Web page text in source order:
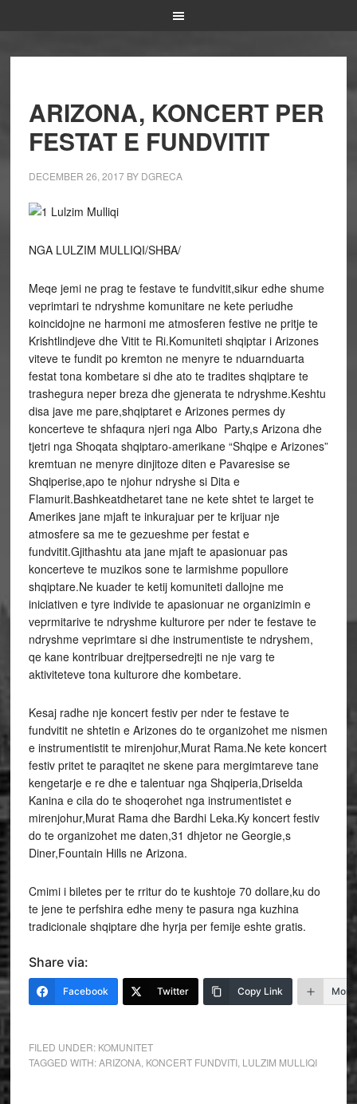
ARIZONA, KONCERT PER
FESTAT E FUNDVITIT
DECEMBER 26, 2017BY DGRECA
NGA LULZIM MULLIQI/SHBA/
Meqe jemi ne prag te festave te fundvitit,sikur edhe shume
veprimtari te ndryshme komunitare ne kete periudhe
koincidojne ne harmoni me atmosferen festive ne pritje te
Krishtlindjeve dhe Vitit te Ri.Komuniteti shqiptar i Arizones
viteve te fundit po kremton ne menyre te nduarnduarta
festat tona kombetare si dhe ato te tradites shqiptare te
trashegura neper breza dhe gjenerata te ndryshme.Keshtu
disa jave me pare,shqiptaret e Arizones permes dy
koncerteve te shfaqura njeri nga Albo Party,s Arizona dhe
tjetri nga Shoqata shqiptaro-amerikane “Shqipe e Arizones”
kremtuan ne menyre dinjitoze diten e Pavaresise se
Shqiperise,apo te njohur ndryshe si Dita e
Flamurit.Bashkeatdhetaret tane ne kete shtet te larget te
Amerikes jane mjaft te inkurajuar per te krijuar nje
atmosfere sa me te gezueshme per festat e
fundvitit.Gjithashtu ata jane mjaft te apasionuar pas
koncerteve te muzikos sone te larmishme popullore
shqiptare.Ne kuader te ketij komuniteti dallojne me
iniciativen e tyre individe te apasionuar ne organizimin e
veprmitarive te ndryshme kulturore per nder te festave te
ndryshme veprimtare si dhe instrumentiste te ndryshem,
qe kane kontribuar drejtpersedrejti ne nje varg te
aktiviteteve tona kulturore dhe kombetare.
Kesaj radhe nje koncert festiv per nder te festave te
fundvitit ne shtetin e Arizones do te organizohet me nismen
e instrumentistit te mirenjohur,Murat Rama.Ne kete koncert
festiv pritet te paraqitet ne skene para mergimtareve tane
kengetarje e re dhe e talentuar nga Shqiperia,Driselda
Kanina e cila do te shoqerohet nga instrumentistet e
mirenjohur,Murat Rama dhe Bardhi Leka.Ky koncert festiv
do te organizohet me daten,31 dhjetor ne Georgie,s
Diner,Fountain Hills ne Arizona.
Cmimi i biletes per te rritur do te kushtoje 70 dollare,ku do
te jene te perfshira edhe meny te pasura nga kuzhina
tradicionale shqiptare dhe hyrja per femije eshte gratis.
Share via:
Facebook Twitter Copy Link More
FILED UNDER: KOMUNITET
TAGGED WITH:ARIZONA, KONCERT FUNDVITI, LULZIM MULLIQI